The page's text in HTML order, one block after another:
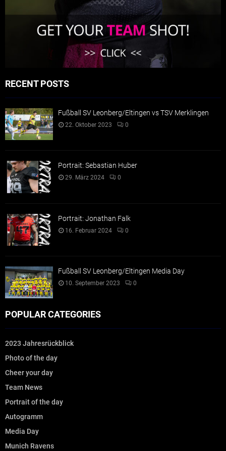
RECENT POSTS
Fußball SV Leonberg/Eltingen vs TSV Merklingen
22. Oktober 2023 0
Portrait: Sebastian Huber
29. März 2024 0
Portrait: Jonathan Falk
16. Februar 2024 0
Fußball SV Leonberg/Eltingen Media Day
10. September 2023 0
POPULAR CATEGORIES
2023 Jahresrückblick
Photo of the day
Cheer your day
Team News
Portrait of the day
Autogramm
Media Day
Munich Ravens